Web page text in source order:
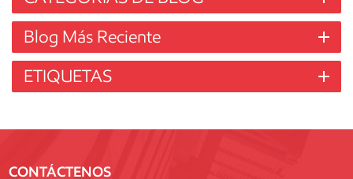
Blog Más Reciente
ETIQUETAS
CONTÁCTENOS